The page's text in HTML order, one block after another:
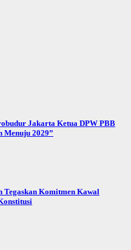
Jakarta Ketua DPW PBB
Menuju 2029”
Komitmen Kawal